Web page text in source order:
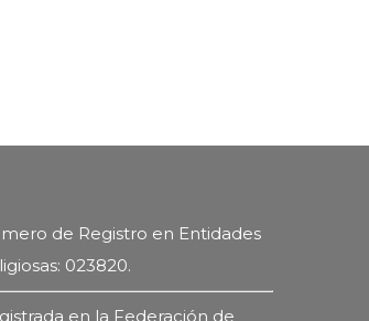
de Registro en Entidades
023820.
en la Federación de